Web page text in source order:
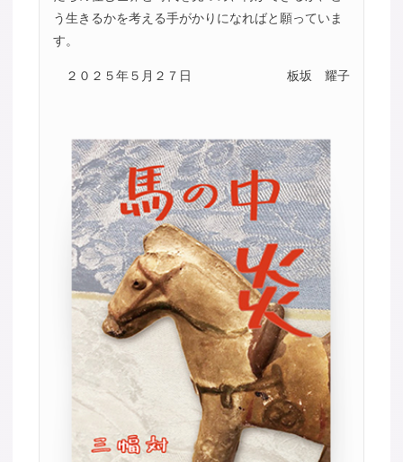
う生きるかを考える手がかりになればと願っていま
す。
２０２５年５月２７日 板坂 耀子